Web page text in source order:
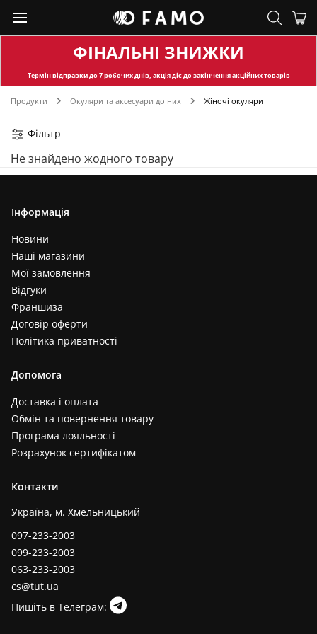
ФІНАЛЬНІ ЗНИЖКИ
Термін відправкидо 7 робочих днів, акція діє до закінчення акційних товарів
Продукти Окуляри та аксесуари до них Жіночі окуляри
Фільтр
Не знайдено жодного товару
Інформація
Новини
Наші магазини
Мої замовлення
Відгуки
Франшиза
Договір оферти
Політика приватності
Допомога
Доставка і оплата
Обмін та повернення товару
Програма лояльності
Розрахунок сертифікатом
Контакти
Україна, м. Хмельницький
097-233-2003
099-233-2003
063-233-2003
cs@tut.ua
Пишіть в Телеграм: